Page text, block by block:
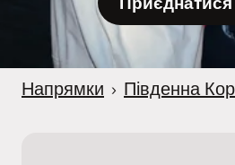
Напрямки › Південна